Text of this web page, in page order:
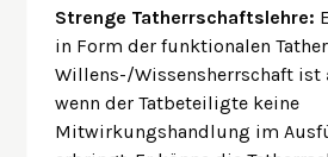
Strenge Tatherrschaftslehre:
in Form der funktionalen
Willens-/Wissensherrschaft ist
wenn der Tatbeteiligte keine
Mitwirkungshandlung im